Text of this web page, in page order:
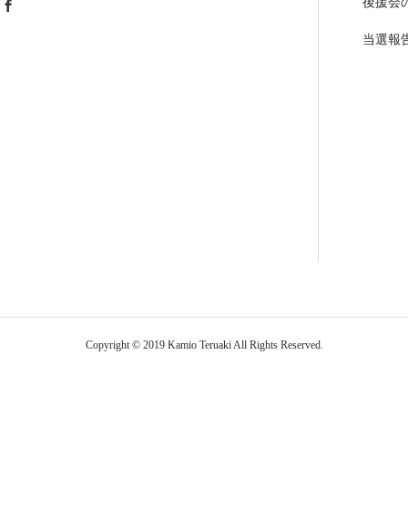
当選報
Copyright © 2019 Kamio Teruaki All Rights Reserved.